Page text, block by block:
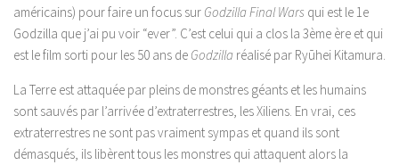
américains) pour faire un focus sur Godzilla Final Wars qui est le 1e
Godzilla que j’ai pu voir “ever”. C’est celui qui a clos la 3ème ère et qui
est le film sorti pour les 50 ans de Godzilla réalisé par Ryūhei Kitamura.
La Terre est attaquée par pleins de monstres géants et les humains
sont sauvés par l’arrivée d’extraterrestres, les Xiliens. En vrai, ces
extraterrestres ne sont pas vraiment sympas et quand ils sont
démasqués, ils libèrent tous les monstres qui attaquent alors la